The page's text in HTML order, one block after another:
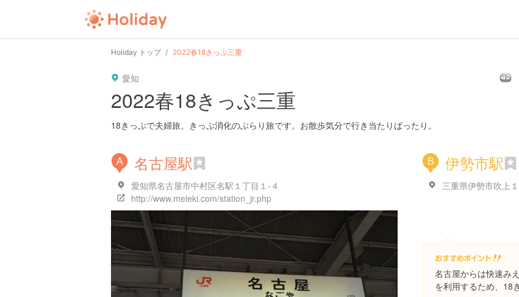
Holiday トップ 2022春18きっぷ三重
愛知
2022春18きっぷ三重
18きっぷで夫婦旅。きっぷ消化のぶらり旅です。お散歩気分で行き当たりばったり。
A 名古屋駅
愛知県名古屋市中村区名駅１丁目１-４
http://www.meieki.com/station_jr.php
B 伊勢市駅
三重県伊勢市吹上
名古屋からは快速み
を利用するため、18